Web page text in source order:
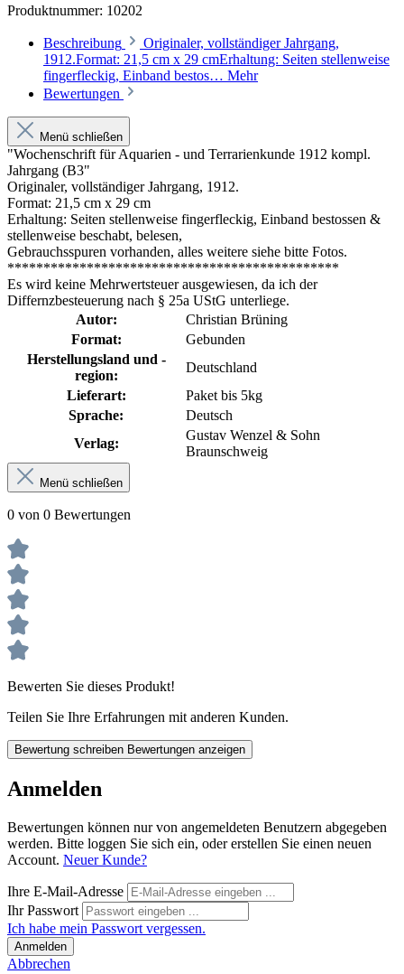
Produktnummer: 10202
Beschreibung
Originaler, vollständiger Jahrgang,
1912.Format: 21,5 cm x 29 cmErhaltung: Seiten stellenweise
fingerfleckig, Einband bestos… Mehr
Bewertungen
Menü schließen
"Wochenschrift für Aquarien - und Terrarienkunde 1912 kompl.
Jahrgang (B3"
Originaler, vollständiger Jahrgang, 1912.
Format: 21,5 cm x 29 cm
Erhaltung: Seiten stellenweise fingerfleckig, Einband bestossen &
stellenweise beschabt, belesen,
Gebrauchsspuren vorhanden, alles weitere siehe bitte Fotos.
**********************************************
Es wird keine Mehrwertsteuer ausgewiesen, da ich der
Differnzbesteuerung nach § 25a UStG unterliege.
Autor:
Christian Brüning
Format:
Gebunden
Herstellungsland und -
region:
Deutschland
Lieferart:
Paket bis 5kg
Sprache:
Deutsch
Verlag:
Gustav Wenzel & Sohn
Braunschweig
Menü schließen
0 von 0 Bewertungen
Bewerten Sie dieses Produkt!
Teilen Sie Ihre Erfahrungen mit anderen Kunden.
Bewertung schreiben Bewertungen anzeigen
Anmelden
Bewertungen können nur von angemeldeten Benutzern abgegeben
werden. Bitte loggen Sie sich ein, oder erstellen Sie einen neuen
Account. Neuer Kunde?
Ihre E-Mail-Adresse
Ihr Passwort
Ich habe mein Passwort vergessen.
Anmelden
Abbrechen